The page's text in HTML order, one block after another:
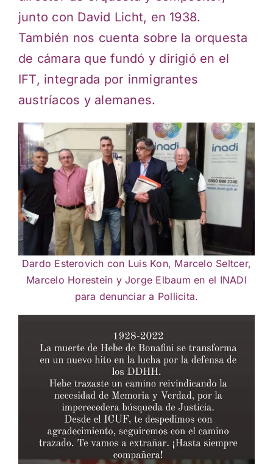
junto con David Licht, en 1938.
También nos cuenta sobre la orquesta
de cámara que fundó y dirigió en el
IFT, integrada por inmigrantes
austríacos y alemanes.
Dardo Esterovich con Luis Kon, Marcelo Seltcer,
Marcelo Horestein y Jorge Elbaum en el INADI
para denunciar a Pollicita.